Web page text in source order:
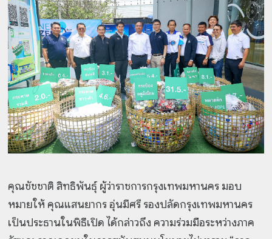
คุณชัชชาติ สิทธิพันธุ์ ผู้ว่าราชการกรุงเทพมหานคร มอบ
หมายให้ คุณแสนยากร อุ่นมีศรี รองปลัดกรุงเทพมหานคร
เป็นประธานในพิธีเปิด ได้กล่าวถึง ความร่วมมือระหว่างภาค